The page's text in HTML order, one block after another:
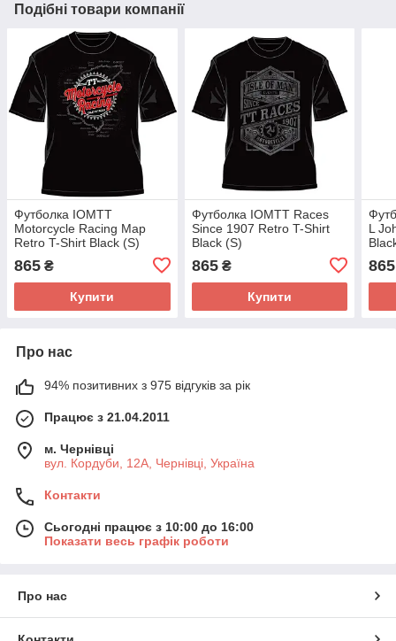
Подібні товари компанії
Футболка IOMTT
Motorcycle Racing Map
Retro T-Shirt Black (S)
865 ₴
Купити
Футболка IOMTT Races
Since 1907 Retro T-Shirt
Black (S)
865₴
Купити
L
865
Про нас
94% позитивних з 975 відгуків за рік
Працює з 21.04.2011
м. Чернівці
вул. Кордуби, 12А, Чернівці, Україна
Контакти
Сьогодні працює з 10:00 до 16:00
Показати весь графік роботи
Про нас